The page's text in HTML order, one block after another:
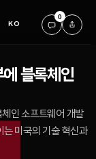
KO
0
에 블록체인
인 소프트웨어 개발
는 미국의 기술 혁신과